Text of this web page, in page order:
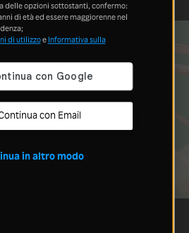
delle opzioni sottostanti, confermo:
di età ed essere maggiorenne nel
di utilizzoe Informativa sulla
con Email
in altro modo